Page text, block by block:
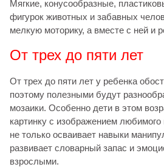
Мягкие, конусообразные,
фигурок животных и забавных
мелкую моторику, а вместе с ней и
От трех до пяти лет
От трех до пяти лет у ребенка
поэтому полезными будут
мозаики. Особенно дети в этом
картинку с изображением
не только осваивает навыки
развивает словарный запас и
взрослыми.